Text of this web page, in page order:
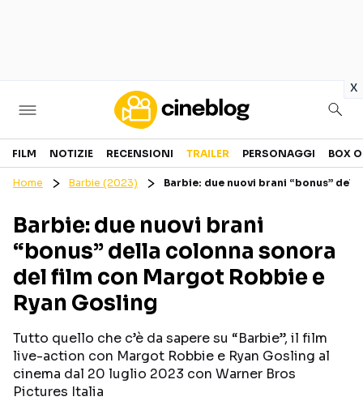
x
Cinema
GENERI
PERSONAGGI
CANALI STREAMING
Categorie
NOTIZIE
CURIOSITÀ
TRAILER
BOX OFFICE
FILM NOTIZIE RECENSIONI TRAILER PERSONAGGI BOX
Home Barbie (2023) Barbie: due nuovi brani “bonus”
Barbie: due nuovi brani
“bonus” della colonna sonora
del film con Margot Robbie e
Ryan Gosling
Tutto quello che c’è da sapere su “Barbie”, il film
live-action con Margot Robbie e Ryan Gosling al
cinema dal 20 luglio 2023 con Warner Bros
Pictures Italia